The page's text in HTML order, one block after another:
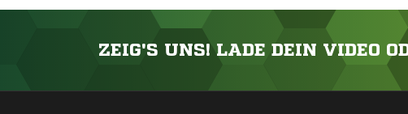
ZEIG'S UNS! LADE DEIN VIDEO